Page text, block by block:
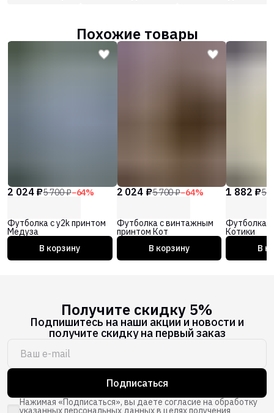
Похожие товары
2 024 ₽5 700 ₽−64%
Футболка с y2k принтом
Медуза
В корзину
2 024 ₽5 700 ₽−64%
Футболка с винтажным
принтом Кот
В корзину
1 882 ₽5
Футболка
Котики
В
Получите скидку 5%
Подпишитесь на наши акции и новости и
получите скидку на первый заказ
Подписаться
Нажимая «Подписаться», вы даете согласие на обработку
указанных персональных данных в целях получения